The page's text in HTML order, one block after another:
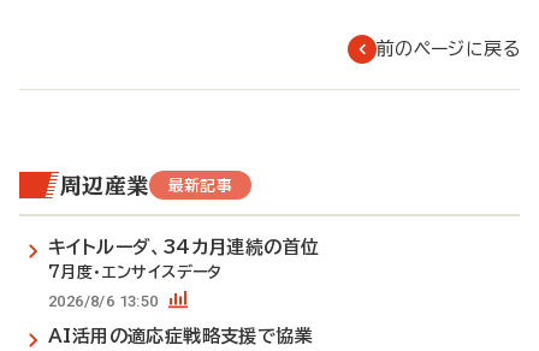
前のページに戻る
周辺産業 最新記事
キイトルーダ、34カ月連続の首位
7月度・エンサイスデータ
2026/8/6 13:50
AI活用の適応症戦略支援で協業